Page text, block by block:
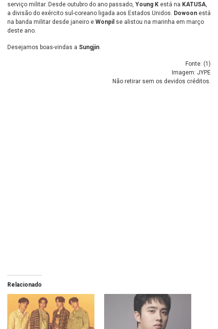
serviço militar. Desde outubro do ano passado, Young K está na KATUSA,
a divisão do exército sul-coreano ligada aos Estados Unidos. Dowoon está
na banda militar desde janeiro e Wonpil se alistou na marinha em março
deste ano.
Desejamos boas-vindas a Sungjin.
Fonte: (1 )
Imagem: JYPE
Não retirar sem os devidos créditos.
Relacionado